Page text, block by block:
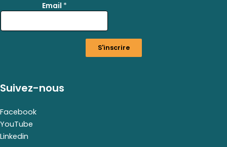
l
E
m
Email *
S'inscrire
Suivez-nous
Facebook
YouTube
Linkedin